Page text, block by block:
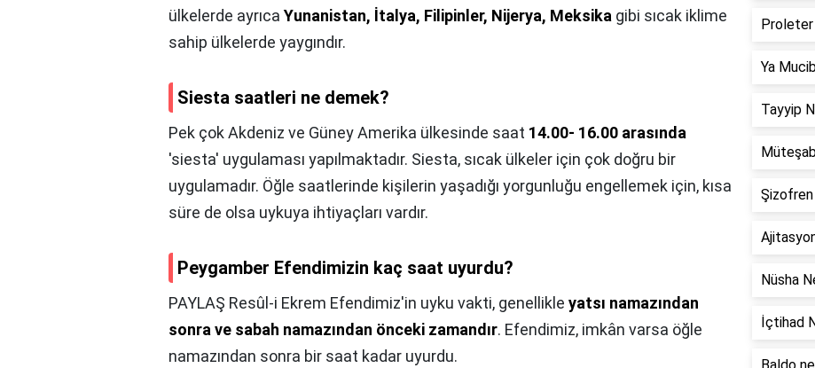
ülkelerde ayrıca Yunanistan, İtalya, Filipinler, Nijerya, Meksika gibi sıcak iklime
sahip ülkelerde yaygındır.
Siesta saatleri ne demek?
Pek çok Akdeniz ve Güney Amerika ülkesinde saat 14.00- 16.00 arasında
'siesta' uygulaması yapılmaktadır. Siesta, sıcak ülkeler için çok doğru bir
uygulamadır. Öğle saatlerinde kişilerin yaşadığı yorgunluğu engellemek için, kısa
süre de olsa uykuya ihtiyaçları vardır.
Peygamber Efendimizin kaç saat uyurdu?
PAYLAŞ Resûl-i Ekrem Efendimiz'in uyku vakti, genellikle yatsı namazından
sonra ve sabah namazından önceki zamandır. Efendimiz, imkân varsa öğle
namazından sonra bir saat kadar uyurdu.
Ya
Tayyip
Nüsha
İçtihad